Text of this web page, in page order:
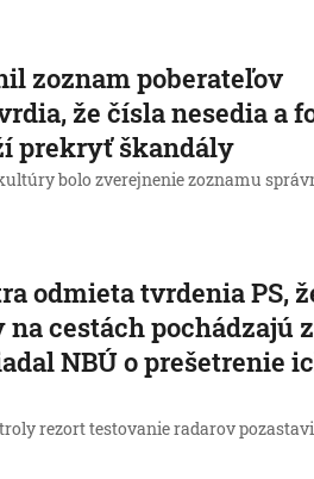
zoznam poberateľov
že čísla nesedia a
prekryť škandály
bolo zverejnenie zoznamu
odmieta tvrdenia PS,
na cestách pochádzajú z
NBÚ o prešetrenie
rezort testovanie radarov